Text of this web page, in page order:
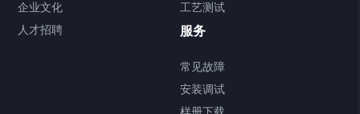
企业文化
人才招聘
工艺测试
服务
常见故障
安装调试